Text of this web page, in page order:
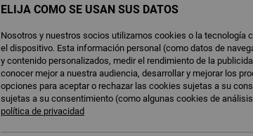
ELIJA CÓMO SE USAN SUS DATOS
Nosotros y nuestros socios utilizamos cookies o la tecnología
el dispositivo. Esta información personal (como datos de
y contenido personalizados, medir el rendimiento de la
conocer mejor a nuestra audiencia, desarrollar y mejorar los
opciones para aceptar o rechazar las cookies sujetas a su
sujetas a su consentimiento (como algunas cookies de
política de privacidad